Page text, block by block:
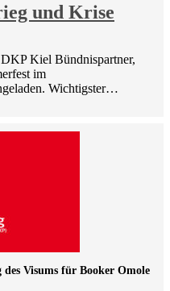
und Krise
Kiel Bündnispartner,
im
Wichtigster…
Visums für Booker Omole